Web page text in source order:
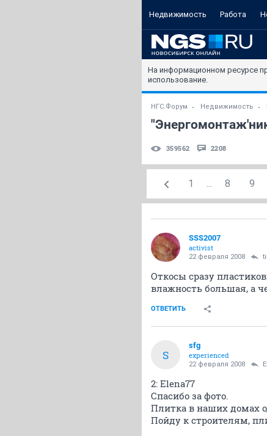
Недвижимость Работа
На информационном ресурсе
использование.
НГС.Форум Недвижимость
359562 2208
1 ... 8 9
SSS2007
activist
22 февраля 2008
Откосы сразу
влажность большая, а
ОТВЕТИТЬ
S
sfg
experienced
22 февраля 2008
2: Elena77
Спасибо за фото.
Плитка в наших домах
Пойду к строителям,